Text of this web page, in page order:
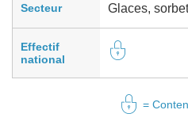
Secteur Glaces,
Effectif
national
=